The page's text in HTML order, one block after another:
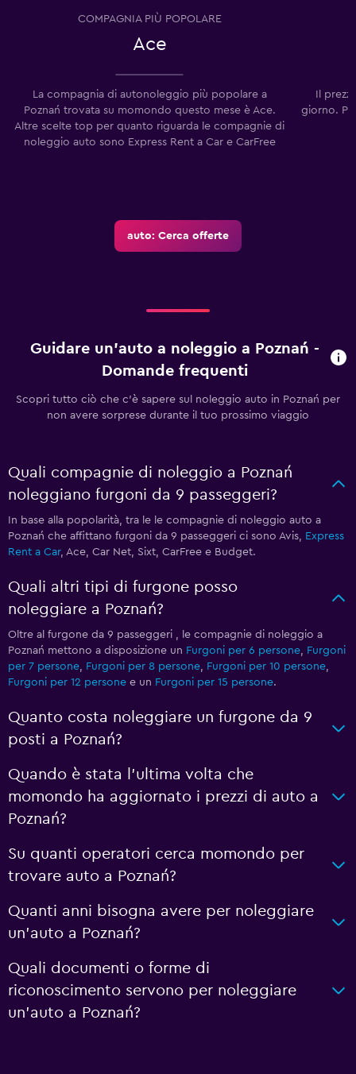
COMPAGNIA PIÙ POPOLARE
Ace
La compagnia di autonoleggio più popolare a
Poznań trovata su momondo questo mese è Ace.
Altre scelte top per quanto riguarda le compagnie di
noleggio auto sono Express Rent a Car e CarFree
Il
giorno.
auto: Cerca offerte
Guidare un'auto a noleggio a Poznań -
Domande frequenti
Scopri tutto ciò che c'è sapere sul noleggio auto in Poznań per
non avere sorprese durante il tuo prossimo viaggio
Quali compagnie di noleggio a Poznań
noleggiano furgoni da 9 passeggeri?
In base alla popolarità, tra le le compagnie di noleggio auto a
Poznań che affittano furgoni da 9 passeggeri ci sono Avis, Express
Rent a Car, Ace, Car Net, Sixt, CarFree e Budget.
Quali altri tipi di furgone posso
noleggiare a Poznań?
Oltre al furgone da 9 passeggeri , le compagnie di noleggio a
Poznań mettono a disposizione un Furgoni per 6 persone
Furgoni
per 7 persone
Furgoni per 8 persone Furgoni per 10 persone
Furgoni per 12 persone e un Furgoni per 15 persone.
Quanto costa noleggiare un furgone da 9
posti a Poznań?
Quando è stata l'ultima volta che
momondo ha aggiornato i prezzi di auto a
Poznań?
Su quanti operatori cerca momondo per
trovare auto a Poznań?
Quanti anni bisogna avere per noleggiare
un'auto a Poznań?
Quali documenti o forme di
riconoscimento servono per noleggiare
un'auto a Poznań?